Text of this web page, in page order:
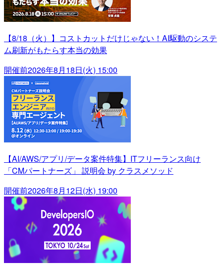
【8/18（火）】コストカットだけじゃない！AI駆動のシステ
ム刷新がもたらす本当の効果
開催前2026年8月18日(火) 15:00
【AI/AWS/アプリ/データ案件特集】ITフリーランス向け
「CMパートナーズ」 説明会 by クラスメソッド
開催前2026年8月12日(水) 19:00